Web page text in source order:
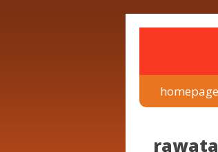
homepage